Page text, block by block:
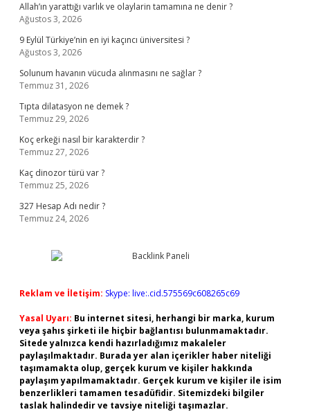
Allah’ın yarattığı varlık ve olaylarin tamamına ne denir ?
Ağustos 3, 2026
9 Eylül Türkiye’nin en iyi kaçıncı üniversitesi ?
Ağustos 3, 2026
Solunum havanın vücuda alınmasını ne sağlar ?
Temmuz 31, 2026
Tıpta dilatasyon ne demek ?
Temmuz 29, 2026
Koç erkeği nasıl bir karakterdir ?
Temmuz 27, 2026
Kaç dinozor türü var ?
Temmuz 25, 2026
327 Hesap Adı nedir ?
Temmuz 24, 2026
Reklam ve İletişim: Skype: live:.cid.575569c608265c69
Yasal Uyarı: Bu internet sitesi, herhangi bir marka, kurum
veya şahıs şirketi ile hiçbir bağlantısı bulunmamaktadır.
Sitede yalnızca kendi hazırladığımız makaleler
paylaşılmaktadır. Burada yer alan içerikler haber niteliği
taşımamakta olup, gerçek kurum ve kişiler hakkında
paylaşım yapılmamaktadır. Gerçek kurum ve kişiler ile isim
benzerlikleri tamamen tesadüfidir. Sitemizdeki bilgiler
taslak halindedir ve tavsiye niteliği taşımazlar.